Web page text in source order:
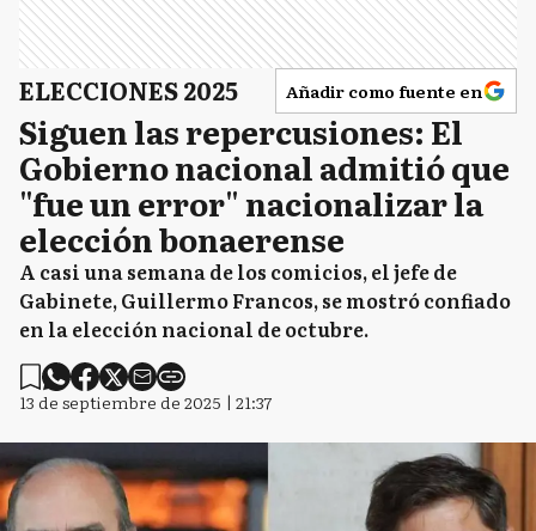
ELECCIONES 2025 Añadir como fuente en
Siguen las repercusiones: El
Gobierno nacional admitió que
"fue un error" nacionalizar la
elección bonaerense
A casi una semana de los comicios, el jefe de
Gabinete, Guillermo Francos, se mostró confiado
en la elección nacional de octubre.
13 de septiembre de 2025 | 21:37